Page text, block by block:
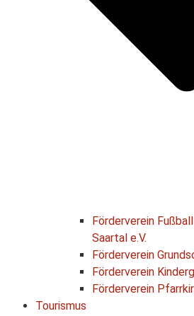
Förderverein
Saartal e.V.
Förderverein
Förderverein
Förderverein
Tourismus